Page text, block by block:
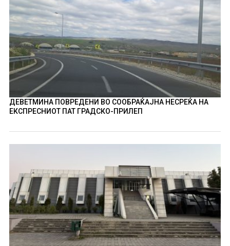
ДЕВЕТМИНА ПОВРЕДЕНИ ВО СООБРАЌАЈНА НЕСРЕЌА НА
ЕКСПРЕСНИОТ ПАТ ГРАДСКО-ПРИЛЕП